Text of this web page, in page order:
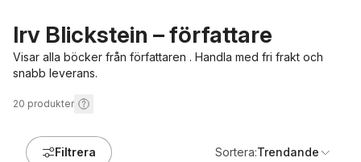
Irv Blickstein – författare
Visar alla böcker från författaren . Handla med fri frakt och
snabb leverans.
20 produkter
Filtrera Sortera:Trendande